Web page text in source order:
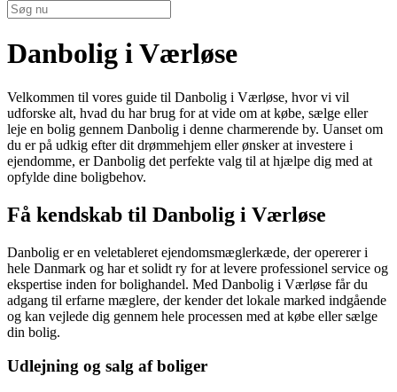
Danbolig i Værløse
Velkommen til vores guide til Danbolig i Værløse, hvor vi vil
udforske alt, hvad du har brug for at vide om at købe, sælge eller
leje en bolig gennem Danbolig i denne charmerende by. Uanset om
du er på udkig efter dit drømmehjem eller ønsker at investere i
ejendomme, er Danbolig det perfekte valg til at hjælpe dig med at
opfylde dine boligbehov.
Få kendskab til Danbolig i Værløse
Danbolig er en veletableret ejendomsmæglerkæde, der opererer i
hele Danmark og har et solidt ry for at levere professionel service og
ekspertise inden for bolighandel. Med Danbolig i Værløse får du
adgang til erfarne mæglere, der kender det lokale marked indgående
og kan vejlede dig gennem hele processen med at købe eller sælge
din bolig.
Udlejning og salg af boliger